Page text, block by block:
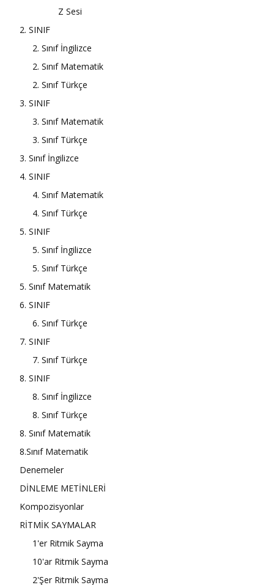
Z Sesi
2. SINIF
2. Sınıf İngilizce
2. Sınıf Matematik
2. Sınıf Türkçe
3. SINIF
3. Sınıf Matematik
3. Sınıf Türkçe
3. Sınıf İngilizce
4. SINIF
4. Sınıf Matematik
4. Sınıf Türkçe
5. SINIF
5. Sınıf İngilizce
5. Sınıf Türkçe
5. Sınıf Matematik
6. SINIF
6. Sınıf Türkçe
7. SINIF
7. Sınıf Türkçe
8. SINIF
8. Sınıf İngilizce
8. Sınıf Türkçe
8. Sınıf Matematik
8.Sınıf Matematik
Denemeler
DİNLEME METİNLERİ
Kompozisyonlar
RİTMİK SAYMALAR
1'er Ritmik Sayma
10'ar Ritmik Sayma
2'Şer Ritmik Sayma